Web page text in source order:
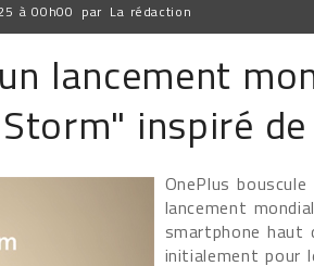
à 00h00 par La rédaction
lancement
inspiré
OnePlus
lancement
smartphone haut
initialement pour